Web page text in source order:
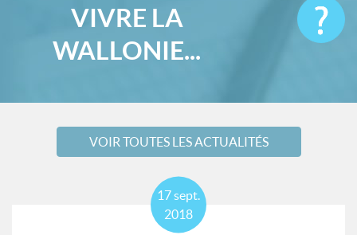
VIVRE LA
WALLONIE...
VOIR TOUTES LES ACTUALITÉS
17sept.
2018